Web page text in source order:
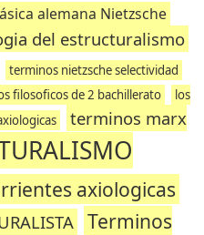
alemana Nietzsche
del estructuralismo
terminos nietzsche selectividad
filosoficos de 2 bachillerato
los
terminos marx
axiologicas
Terminos